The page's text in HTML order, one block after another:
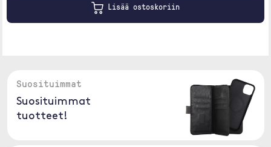
Lisää ostoskoriin
Suosituimmat
Suosituimmat
tuotteet!